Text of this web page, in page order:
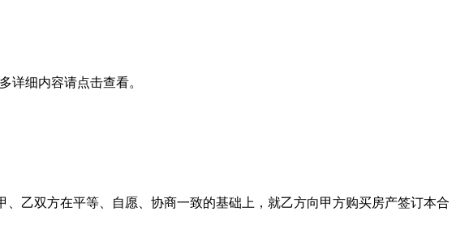
详细内容请点击查看。
乙双方在平等、自愿、协商一致的基础上，就乙方向甲方购买房产签订本合